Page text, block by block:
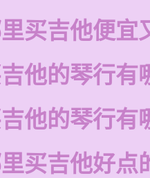
买吉他便宜
他的琴行有
他的琴行有
买吉他好点